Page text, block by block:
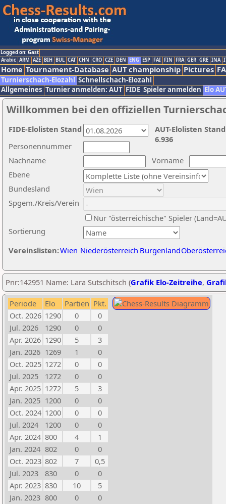
Logged on: Gast
Arabic ARM AZE BIH BUL CAT CHN CRO CZE DEN ENG ESP FAI FIN FRA GER GRE INA
Home Tournament-Database AUT championship Pictures
Turnierschach-Elozahl Schnellschach-Elozahl
Allgemeines Turnier anmelden: AUT FIDE Spieler anmelden Elo
Willkommen bei den offiziellen
Nachname
Vorname
Ebene
Sortierung
Personennummer
Bundesland
Spgem./Kreis/Verein
Nur "österreichische" Spieler
Vereinslisten:Wien Niederösterreich Burgenland
AUT-Elolisten
6.936
FIDE-Elolisten Stand
Pnr:142951 Name: Lara Sutschitsch (Grafik Elo-Zeitreihe,
Periode Elo Partien Pkt.
Oct. 2026 1290 0
0
Jul. 2026
1290 0
0
Apr. 2026 1290 5
3
Jan. 2026 1269 1
0
Oct. 2025 1272 0
0
Jul. 2025
1272 0
0
Apr. 2025 1272 5
3
Jan. 2025 1200 0
0
Oct. 2024 1200 0
0
Jul. 2024
1200 0
0
Apr. 2024 800 4
1
Jan. 2024 802 0
0
Oct. 2023 802 7
0,5
Jul. 2023
830 0
0
Apr. 2023 830 10
5
Jan. 2023 800 0
0